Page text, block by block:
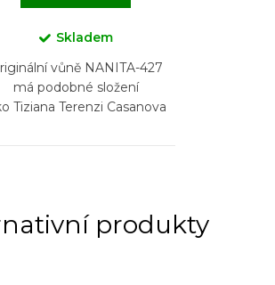
Skladem
vůně NANITA-427
má podobné složení
Tiziana Terenzi Casanova